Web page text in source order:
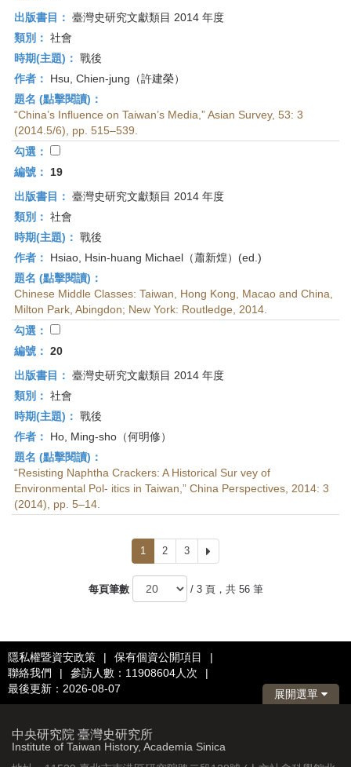
出版書目： 臺灣史研究文獻類目 2014 年度
類別： 社會
時期(主題)： 戰後
作者：
Hsu, Chien-jung（許建榮）
題名 (點擊閱讀)：
“China’s Influence on Taiwan’s Media,” Asian Survey, 53: 3
(2014.5/6), pp. 515–539.
勾選：
編號：
19
出版書目： 臺灣史研究文獻類目 2014 年度
類別： 社會
時期(主題)： 戰後
作者：
Hsiao, Hsin-huang Michael（蕭新煌）(ed.)
題名 (點擊閱讀)：
Chinese Middle Classes: Taiwan, Hong Kong, Macao and China,
Milton Park, Abingdon; New York: Routledge, 2014.
勾選：
編號： 20
出版書目： 臺灣史研究文獻類目 2014 年度
類別： 社會
時期(主題)： 戰後
作者：
Ho, Ming-sho（何明修）
題名 (點擊閱讀)：
“Resisting Naphtha Crackers: A Historical Sur vey of
Environmental Pol- itics in Taiwan,” China Perspectives, 2014: 3
(2014), pp. 5–14.
1 2 3
一
每頁筆數
/ 3 頁，共 56 筆
隱私權暨資安政策 | 保有個資公開項目
|
聯絡我們
| 參訪人數：11908604人次
|
最後更新：2026-08-07
展開選單
中央研究院 臺灣史研究所
Institute of Taiwan History, Academia Sinica